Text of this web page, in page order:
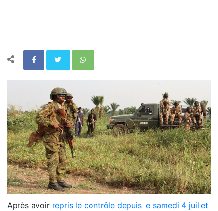
Après avoir repris le contrôle depuis le samedi 4 juillet